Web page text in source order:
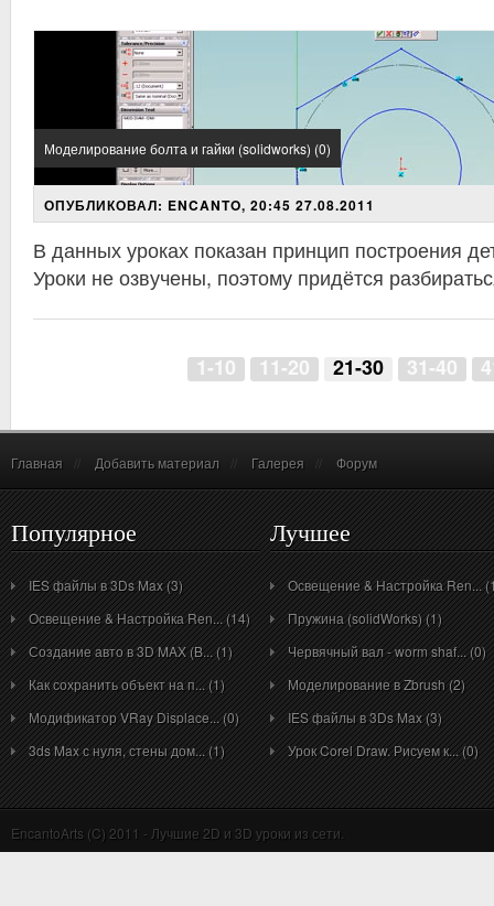
Моделирование болта и гайки (solidworks) (0)
ОПУБЛИКОВАЛ: ENCANTO, 20:45 27.08.2011
В данных уроках показан принцип построения
Уроки не озвучены, поэтому придётся
1-10 11-20 21-30 31-40
Главная Добавить материал Галерея Форум
Популярное
IES файлы в 3Ds Max (3)
Освещение & Настройка Ren... (14)
Создание авто в 3D MAX (B... (1)
Как сохранить объект на п... (1)
Модификатор VRay Displace... (0)
3ds Max с нуля, стены дом... (1)
Лучшее
Освещение & Настройка Ren...
Пружина (solidWorks) (1)
Червячный вал - worm shaf... (0)
Моделирование в Zbrush (2)
IES файлы в 3Ds Max (3)
Урок Corel Draw. Рисуем к... (0)
EncantoArts (C) 2011 - Лучшие 2D и 3D уроки из сети.